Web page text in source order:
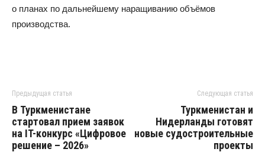
о планах по дальнейшему наращиванию объёмов
производства.
Предыдущая статья
В Туркменистане
стартовал прием заявок
на IT-конкурс «Цифровое
решение – 2026»
Следующая статья
Туркменистан и
Нидерланды готовят
новые судостроительные
проекты